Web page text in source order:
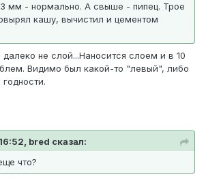
мм - нормально. А свыше - пипец. Трое
кашу, вычистил и цементом
не слой...Наносится слоем и в 10
Видимо был какой-то "левый", либо
bred сказал:
что?